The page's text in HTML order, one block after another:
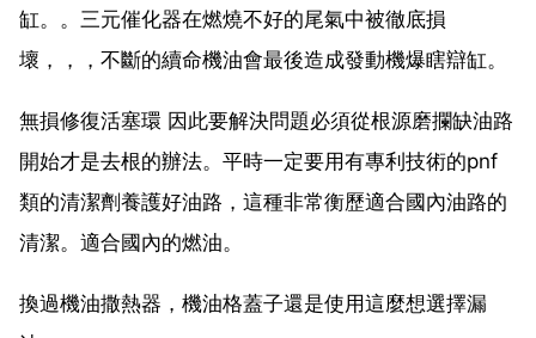
缸。。三元催化器在燃燒不好的尾氣中被徹底損
壞，，，不斷的續命機油會最後造成發動機爆瞎辯缸。
無損修復活塞環 因此要解決問題必須從根源磨攔缺油路
開始才是去根的辦法。平時一定要用有專利技術的pnf
類的清潔劑養護好油路，這種非常衡歷適合國內油路的
清潔。適合國內的燃油。
換過機油撒熱器，機油格蓋子還是使用這麼想選擇漏